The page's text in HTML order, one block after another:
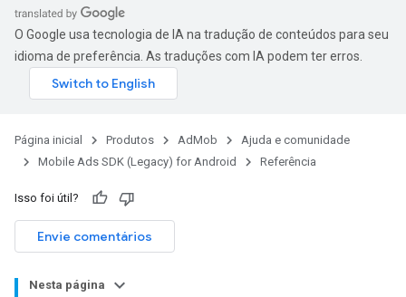
O Google usa tecnologia de IA na tradução de conteúdos para seu
idioma de preferência. As traduções com IA podem ter erros.
Página inicial Produtos AdMob
Ajuda e comunidade
Mobile Ads SDK (Legacy) for Android
Referência
Isso foi útil?
Envie comentários
Nesta página